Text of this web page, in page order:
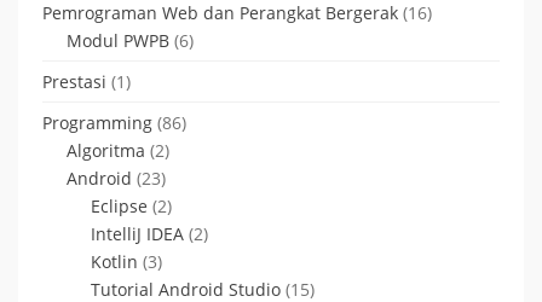
Pemrograman Web dan Perangkat Bergerak (16)
Modul PWPB (6)
Prestasi (1)
Programming (86)
Algoritma (2)
Android (23)
Eclipse (2)
IntelliJ IDEA (2)
Kotlin (3)
Tutorial Android Studio (15)